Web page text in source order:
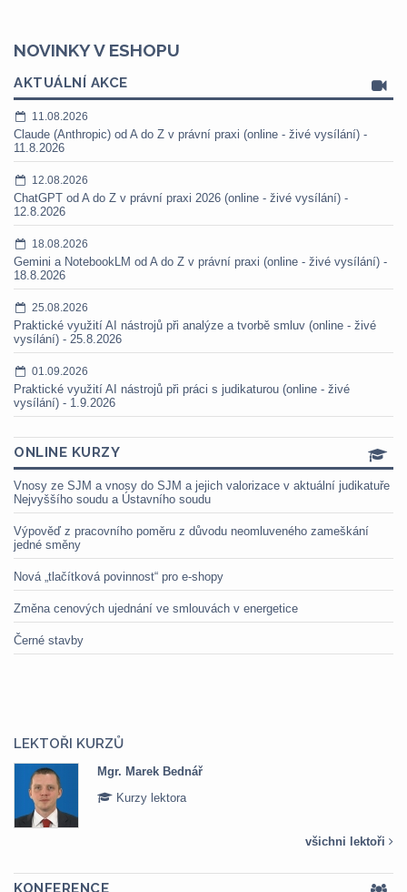
NOVINKY V ESHOPU
AKTUÁLNÍ AKCE
11.08.2026
Claude (Anthropic) od A do Z v právní praxi (online - živé vysílání) -
11.8.2026
12.08.2026
ChatGPT od A do Z v právní praxi 2026 (online - živé vysílání) -
12.8.2026
18.08.2026
Gemini a NotebookLM od A do Z v právní praxi (online - živé vysílání) -
18.8.2026
25.08.2026
Praktické využití AI nástrojů při analýze a tvorbě smluv (online - živé
vysílání) - 25.8.2026
01.09.2026
Praktické využití AI nástrojů při práci s judikaturou (online - živé
vysílání) - 1.9.2026
ONLINE KURZY
Vnosy ze SJM a vnosy do SJM a jejich valorizace v aktuální judikatuře
Nejvyššího soudu a Ústavního soudu
Výpověď z pracovního poměru z důvodu neomluveného zameškání
jedné směny
Nová „tlačítková povinnost“ pro e-shopy
Změna cenových ujednání ve smlouvách v energetice
Černé stavby
LEKTOŘI KURZŮ
Mgr. Marek Bednář
Kurzy lektora
všichni lektoři
KONFERENCE